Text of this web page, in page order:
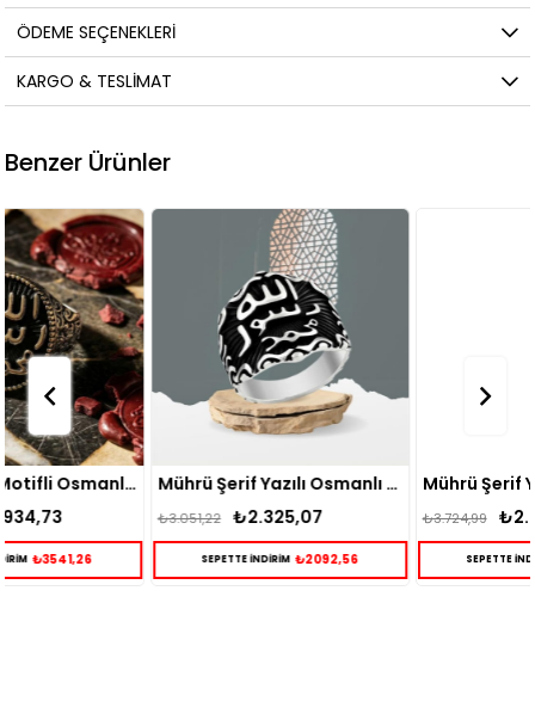
ÖDEME SEÇENEKLERI
KARGO & TESLIMAT
Benzer Ürünler
Mührü Şerif Yazılı Osmanlı Desenli Erkek Gümüş Yüzük
₺2.325,07
₺3.051,22
SEPETTE İNDİRİM ₺2092,56
Mührü Şerif Yazılı Desenli Gümüş Erkek Yüzük
₺2.895,15
₺3.724,99
SEPETTE İNDİRİM ₺2605,64